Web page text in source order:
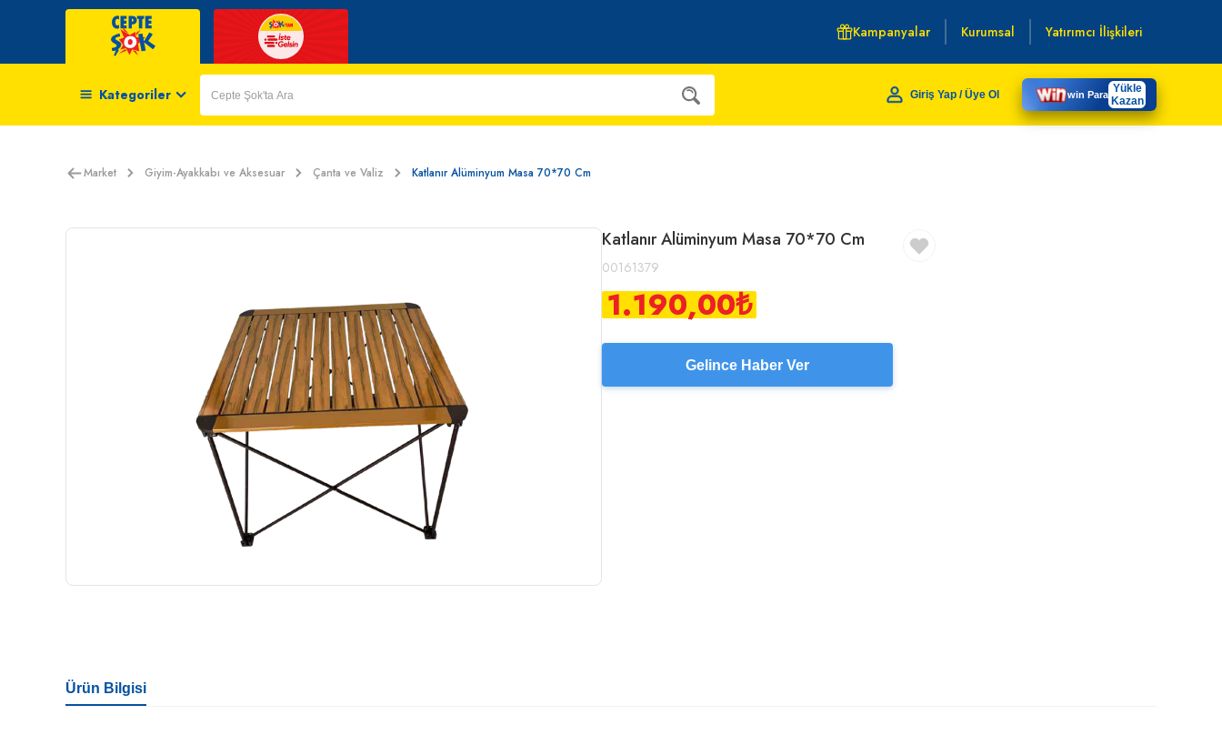
Kampanyalar Kurumsal Yatırımcı İlişkileri
Kategoriler Giriş Yap / Üye Ol win Para Yükle
Kazan
Market Giyim-Ayakkabı ve Aksesuar Çanta ve Valiz Katlanır Alüminyum Masa 70*70 Cm
Katlanır Alüminyum Masa 70*70 Cm
00161379
1.190,00₺
Gelince Haber Ver
Ürün Bilgisi